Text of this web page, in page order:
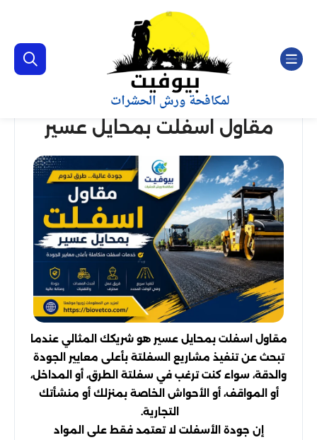
مقاول اسفلت بمحايل عسير
مقاول اسفلت بمحايل عسير هو شريكك المثالي عندما
تبحث عن تنفيذ مشاريع السفلتة بأعلى معايير الجودة
والدقة، سواء كنت ترغب في سفلتة الطرق، أو المداخل،
أو المواقف، أو الأحواش الخاصة بمنزلك أو منشأتك
التجارية.
إن جودة الأسفلت لا تعتمد فقط على المواد